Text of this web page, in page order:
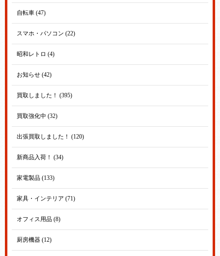
自転車 (47)
スマホ・パソコン (22)
昭和レトロ (4)
お知らせ (42)
買取しました！ (395)
買取強化中 (32)
出張買取しました！ (120)
新商品入荷！ (34)
家電製品 (133)
家具・インテリア (71)
オフィス用品 (8)
厨房機器 (12)